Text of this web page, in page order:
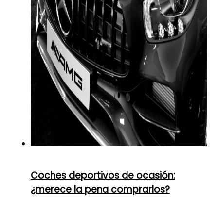
Coches deportivos de ocasión:
¿merece la pena comprarlos?